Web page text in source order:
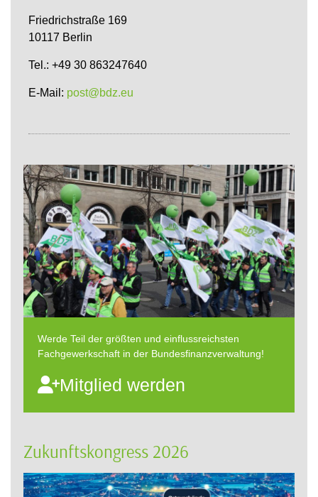
Friedrichstraße 169
10117 Berlin
Tel.: +49 30 863247640
E-Mail: post@bdz.eu
Werde Teil der größten und einflussreichsten
Fachgewerkschaft in der Bundesfinanzverwaltung!
Mitglied werden
Zukunftskongress 2026